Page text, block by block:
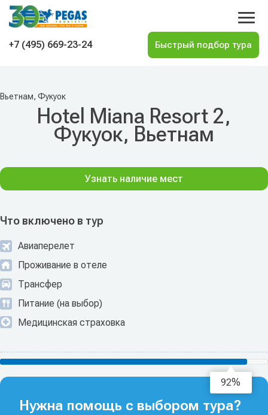
На главную
+7 (495) 669-23-24
Вьетнам, Фукуок
Hotel Miana Resort 2,
Фукуок, Вьетнам
Что включено в тур
Авиаперелет
Проживание в отеле
Трансфер
Питание (на выбор)
Медицинская страховка
Узнать наличие мест
93%
Нужна помощь с выбором тура?